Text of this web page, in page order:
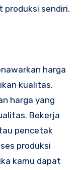
produksi sendiri.
harga
kualitas.
harga yang
Bekerja
pencetak
produksi
kamu dapat